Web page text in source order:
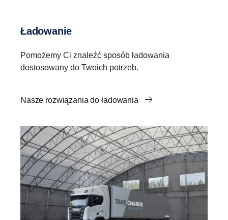
Ładowanie
Pomożemy Ci znaleźć sposób ładowania
dostosowany do Twoich potrzeb.
Nasze rozwiązania do ładowania